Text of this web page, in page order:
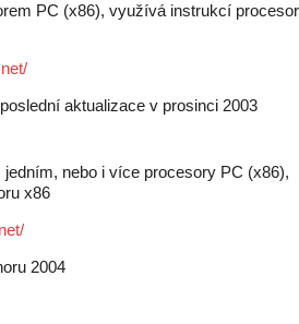
PC (x86), využívá instrukcí
aktualizace v prosinci 2003
jedním, nebo i více procesory PC (x86),
x86
2004